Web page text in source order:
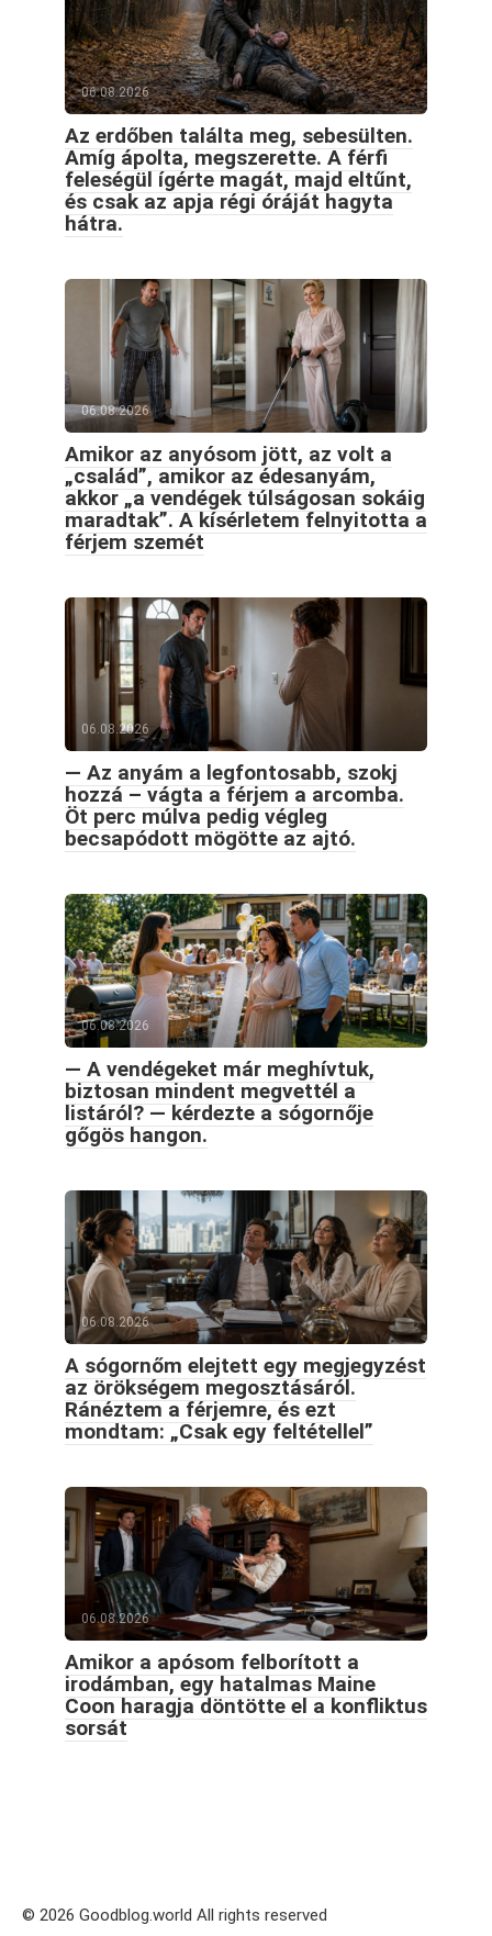
06.08.2026
Az erdőben találta meg, sebesülten.
Amíg ápolta, megszerette. A férfi
feleségül ígérte magát, majd eltűnt,
és csak az apja régi óráját hagyta
hátra.
06.08.2026
Amikor az anyósom jött, az volt a
„család”, amikor az édesanyám,
akkor „a vendégek túlságosan sokáig
maradtak”. A kísérletem felnyitotta a
férjem szemét
06.08.2026
— Az anyám a legfontosabb, szokj
hozzá – vágta a férjem a arcomba.
Öt perc múlva pedig végleg
becsapódott mögötte az ajtó.
06.08.2026
— A vendégeket már meghívtuk,
biztosan mindent megvettél a
listáról? — kérdezte a sógornője
gőgös hangon.
06.08.2026
A sógornőm elejtett egy megjegyzést
az örökségem megosztásáról.
Ránéztem a férjemre, és ezt
mondtam: „Csak egy feltétellel”
06.08.2026
Amikor a apósom felborított a
irodámban, egy hatalmas Maine
Coon haragja döntötte el a konfliktus
sorsát
© 2026 Goodblog.world All rights reserved